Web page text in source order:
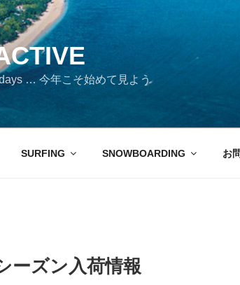
… 今年こそ始めて見よう
SURFING SNOWBOARDING お
ーズン入荷情報